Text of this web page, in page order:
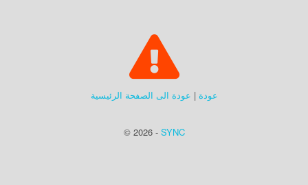
عودة | عودة الى الصفحة الرئيسية
© 2026 - SYNC